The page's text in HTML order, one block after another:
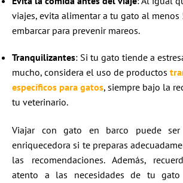
viajes, evita alimentar a tu gato al menos
embarcar para prevenir mareos.
Tranquilizantes: Si tu gato tiende a
mucho, considera el uso de productos
específicos para gatos, siempre bajo la
tu veterinario.
Viajar con gato en barco puede ser
enriquecedora si te preparas
las recomendaciones. Además,
atento a las necesidades de tu